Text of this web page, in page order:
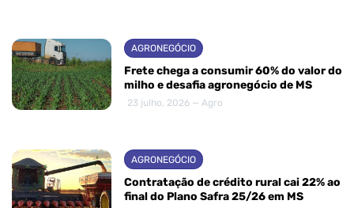
AGRONEGÓCIO
Frete chega a consumir 60% do valor do
milho e desafia agronegócio de MS
23 julho, 2026 — Agro
AGRONEGÓCIO
Contratação de crédito rural cai 22% ao
final do Plano Safra 25/26 em MS